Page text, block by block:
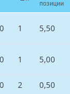
позиции
1 5,50
1 5,00
2
0,50